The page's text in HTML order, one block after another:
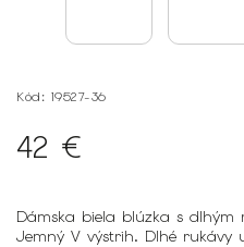
Kód: 19527-36
42 €
Dámska biela blúzka s dlhým
Jemný V výstrih. Dlhé rukávy